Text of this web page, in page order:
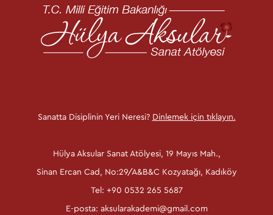
Sanatta Disiplinin Yeri Neresi? Dinlemek için tıklayın.
Hülya Aksular Sanat Atölyesi, 19 Mayıs Mah.,
Sinan Ercan Cad, No:29/A&B&C Kozyatağı, Kadıköy
Tel: +90 0532 265 5687
E-posta: aksularakademi@gmail.com